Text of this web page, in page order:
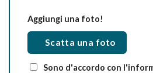
Aggiungi una foto!
Scatta una foto
Sono d'accordo con